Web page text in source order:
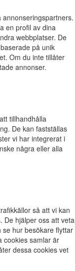
annonseringspartners.
en profil av dina
webbplatser. De
på unik
Om du inte tillåter
annonser.
tillhandhålla
De kan fastställas
vi har integrerat i
några eller alla
så att vi kan
De hjälper oss att veta
hur besökare flyttar
cookies samlar är
dessa cookies vet